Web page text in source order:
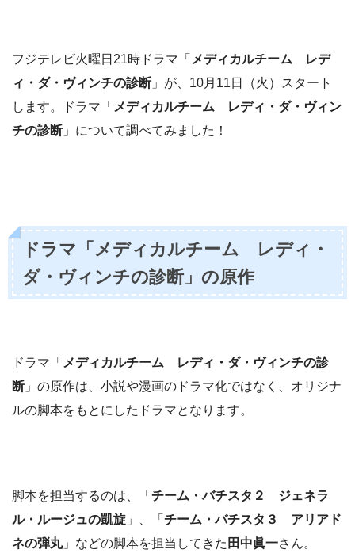
フジテレビ火曜日21時ドラマ「 メディカルチーム レデ
ィ・ダ・ヴィンチの診断 」が、10月11日（火）スタート
します。ドラマ「 メディカルチーム レディ・ダ・ヴィン
チの診断 」について調べてみました！
ドラマ「 メディカルチーム レディ・
ダ・ヴィンチの診断」の原作
ドラマ「 メディカルチーム レディ・ダ・ヴィンチの診
断 」の原作は、小説や漫画のドラマ化ではなく、オリジナ
ルの脚本をもとにしたドラマとなります。
脚本を担当するのは、「 チーム・バチスタ２ ジェネラ
ル・ルージュの凱旋 」、「 チーム・バチスタ３ アリアド
ネの弾丸」などの脚本を担当してきた 田中眞一さん。